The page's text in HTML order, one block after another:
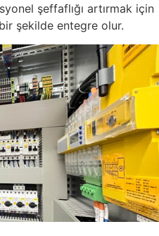
şeffaflığı artırmak için
şekilde entegre olur.